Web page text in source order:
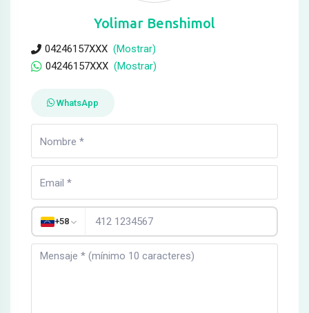
Yolimar Benshimol
04246157XXX (Mostrar)
04246157XXX (Mostrar)
WhatsApp
+58